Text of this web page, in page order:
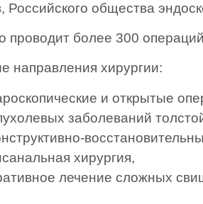
Российского общества
проводит более 300
направления хирургии:
и открытые
заболеваний
хирургия,
лечение сложных